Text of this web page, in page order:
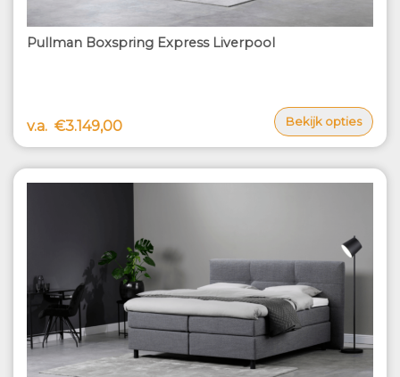
Pullman Boxspring Express Liverpool
v.a. €3.149,00 Bekijk opties